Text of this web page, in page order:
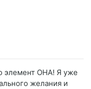
элемент ОНА! Я уже
желания и